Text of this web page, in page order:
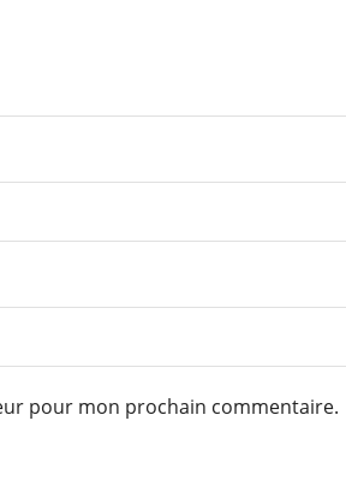
pour mon prochain commentaire.